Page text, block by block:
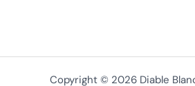
Copyright © 2026 Diable